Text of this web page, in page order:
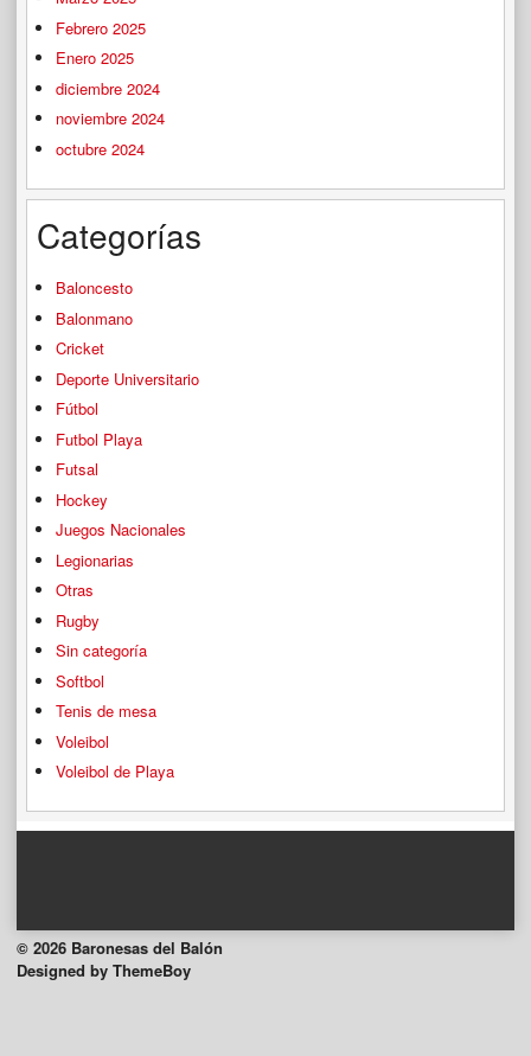
Febrero 2025
Enero 2025
diciembre 2024
noviembre 2024
octubre 2024
Categorías
Baloncesto
Balonmano
Cricket
Deporte Universitario
Fútbol
Futbol Playa
Futsal
Hockey
Juegos Nacionales
Legionarias
Otras
Rugby
Sin categoría
Softbol
Tenis de mesa
Voleibol
Voleibol de Playa
© 2026 Baronesas del Balón
Designed by ThemeBoy